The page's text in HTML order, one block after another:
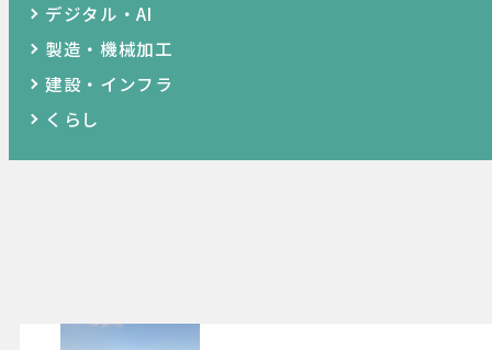
デジタル・AI
製造・機械加工
建設・インフラ
くらし